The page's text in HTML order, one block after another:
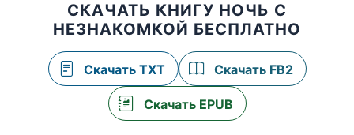
СКАЧАТЬ КНИГУ НОЧЬ С
НЕЗНАКОМКОЙ БЕСПЛАТНО
Скачать TXT Скачать FB2
Скачать EPUB